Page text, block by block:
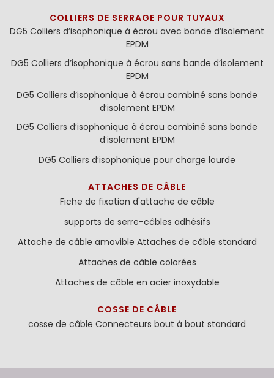
COLLIERS DE SERRAGE POUR TUYAUX
DG5 Colliers d’isophonique à écrou avec bande d’isolement
EPDM
DG5 Colliers d’isophonique à écrou sans bande d’isolement
EPDM
DG5 Colliers d’isophonique à écrou combiné sans bande
d’isolement EPDM
DG5 Colliers d’isophonique à écrou combiné sans bande
d’isolement EPDM
DG5 Colliers d’isophonique pour charge lourde
ATTACHES DE CÂBLE
Fiche de fixation d'attache de câble
supports de serre-câbles adhésifs
Attache de câble amovible Attaches de câble standard
Attaches de câble colorées
Attaches de câble en acier inoxydable
COSSE DE CÂBLE
cosse de câble Connecteurs bout à bout standard